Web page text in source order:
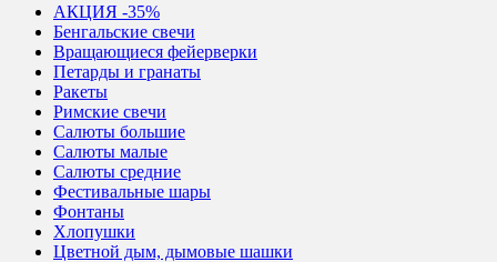
АКЦИЯ -35%
Бенгальские свечи
Вращающиеся фейерверки
Петарды и гранаты
Ракеты
Римские свечи
Салюты большие
Салюты малые
Салюты средние
Фестивальные шары
Фонтаны
Хлопушки
Цветной дым, дымовые шашки